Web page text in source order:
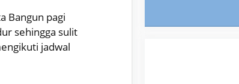
Bangun pagi
sehingga sulit
jadwal